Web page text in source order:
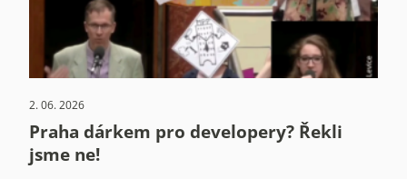
2. 06. 2026
Praha dárkem pro developery? Řekli
jsme ne!